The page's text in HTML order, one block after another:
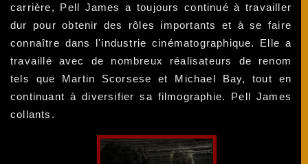
carrière, Pell James a toujours continué à travailler
dur pour obtenir des rôles importants et à se faire
connaître dans l'industrie cinématographique. Elle a
travaillé avec de nombreux réalisateurs de renom
tels que Martin Scorsese et Michael Bay, tout en
continuant à diversifier sa filmographie. Pell James
collants.